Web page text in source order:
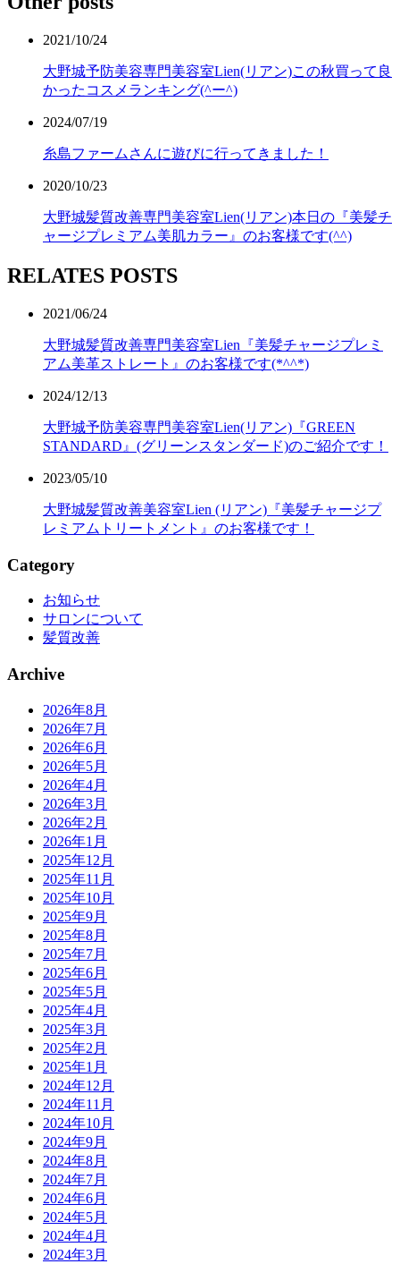
2021/10/24
大野城予防美容専門美容室Lien(リアン)この秋買って良
かったコスメランキング(^ー^)
2024/07/19
糸島ファームさんに遊びに行ってきました！
2020/10/23
大野城髪質改善専門美容室Lien(リアン)本日の『美髪チ
ャージプレミアム美肌カラー』のお客様です(^^)
RELATES POSTS
2021/06/24
大野城髪質改善専門美容室Lien『美髪チャージプレミ
アム美革ストレート』のお客様です(*^^*)
2024/12/13
大野城予防美容専門美容室Lien(リアン)『GREEN
STANDARD』(グリーンスタンダード)のご紹介です！
2023/05/10
大野城髪質改善美容室Lien (リアン)『美髪チャージプ
レミアムトリートメント』のお客様です！
Category
お知らせ
サロンについて
髪質改善
Archive
2026年8月
2026年7月
2026年6月
2026年5月
2026年4月
2026年3月
2026年2月
2026年1月
2025年12月
2025年11月
2025年10月
2025年9月
2025年8月
2025年7月
2025年6月
2025年5月
2025年4月
2025年3月
2025年2月
2025年1月
2024年12月
2024年11月
2024年10月
2024年9月
2024年8月
2024年7月
2024年6月
2024年5月
2024年4月
2024年3月